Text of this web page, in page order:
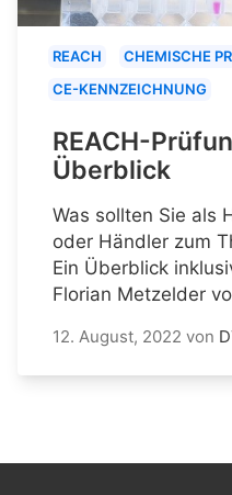
REACH
CHEMISCHE
CE-KENNZEICHNUNG
REACH-
Überblick
Was sollten Sie als
oder Händler zum
Ein Überblick
Florian Metzelder
12. August, 2022 von